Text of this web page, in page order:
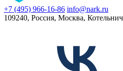
+7 (495) 966-16-86 info@nark.ru
109240, Россия, Москва,